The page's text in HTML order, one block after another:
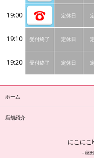
19:00 定休日
19:10 受付終了 定休日
19:20 受付終了 定休日
ホーム
店舗紹介
にこにこ
- 秋